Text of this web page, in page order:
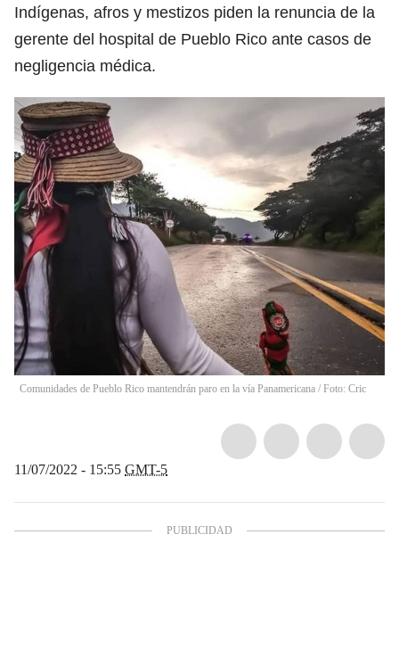
Indígenas, afros y mestizos piden la renuncia de la
gerente del hospital de Pueblo Rico ante casos de
negligencia médica.
Comunidades de Pueblo Rico mantendrán paro en la vía Panamericana / Foto: Cric
11/07/2022 - 15:55 GMT-5